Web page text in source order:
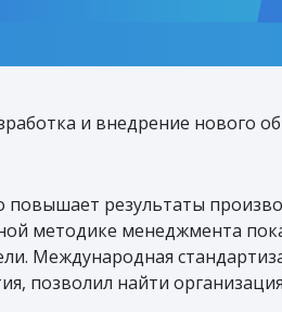
и внедрение нового
результаты
методике менеджмента
Международная
позволил найти